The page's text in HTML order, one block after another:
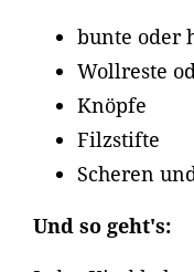
bunte oder
Wollreste
Knöpfe
Filzstifte
Scheren
Und so geht's: